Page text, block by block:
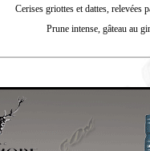
Cerises griottes et dattes, relevées
Prune intense, gâteau au